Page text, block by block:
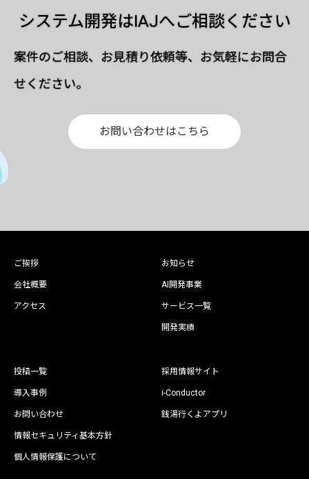
システム開発はIAJへご相談ください
案件のご相談、お見積り依頼等、お気軽にお問合
せください。
お問い合わせはこちら
ご挨拶
会社概要
アクセス
お知らせ
AI開発事業
サービス一覧
開発実績
投稿一覧
導入事例
お問い合わせ
情報セキュリティ基本方針
個人情報保護について
採用情報サイト
i-Conductor
銭湯行くよアプリ